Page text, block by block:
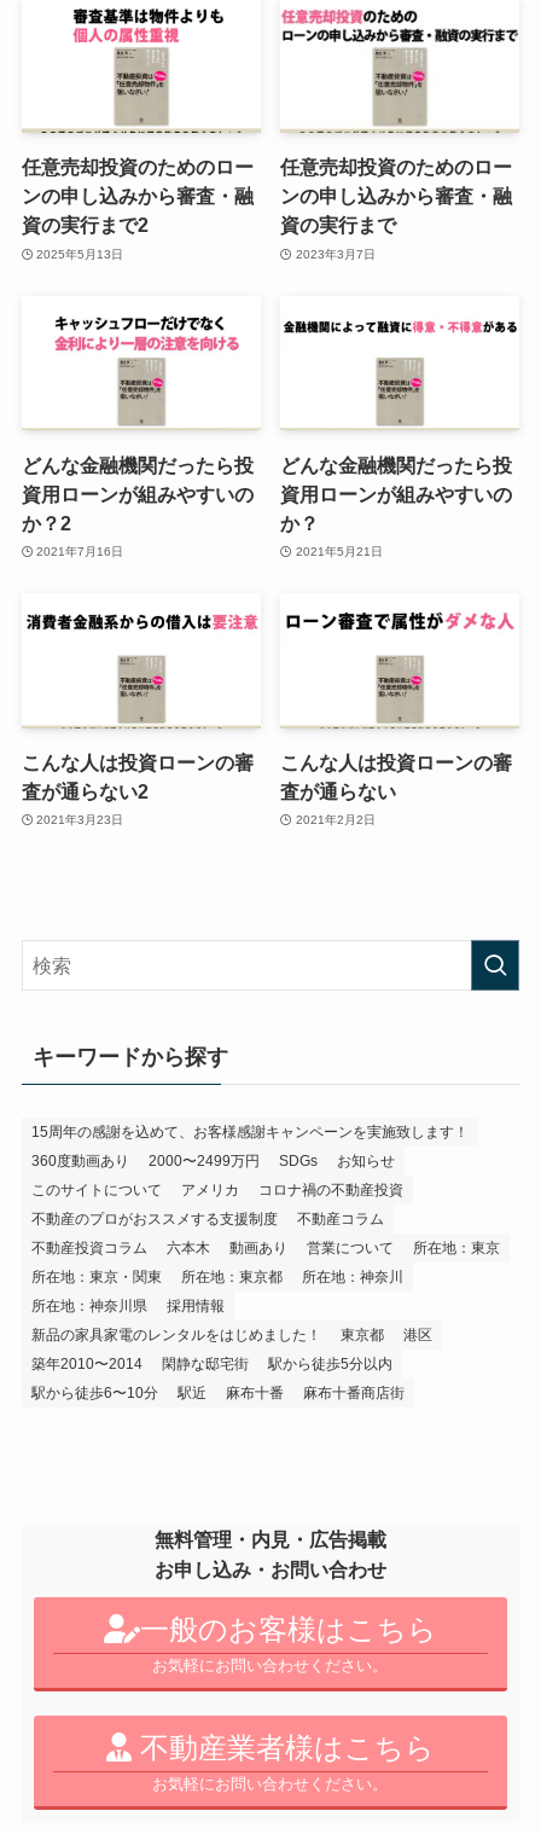
任意売却投資のためのロー
ンの申し込みから審査・融
資の実行まで2
2025年5月13日
任意売却投資のためのロー
ンの申し込みから審査・融
資の実行まで
2023年3月7日
どんな金融機関だったら投
資用ローンが組みやすいの
か？2
2021年7月16日
どんな金融機関だったら投
資用ローンが組みやすいの
か？
2021年5月21日
こんな人は投資ローンの審
査が通らない2
2021年3月23日
こんな人は投資ローンの審
査が通らない
2021年2月2日
キーワードから探す
15周年の感謝を込めて、お客様感謝キャンペーンを実施致します！
360度動画あり
2000〜2499万円 SDGs
お知らせ
このサイトについて
アメリカ
コロナ禍の不動産投資
不動産のプロがおススメする支援制度
不動産コラム
不動産投資コラム
六本木 動画あり 営業について
所在地：東京
所在地：東京・関東
所在地：東京都
所在地：神奈川
所在地：神奈川県
採用情報
新品の家具家電のレンタルをはじめました！
東京都
港区
築年2010〜2014
閑静な邸宅街
駅から徒歩5分以内
駅から徒歩6〜10分
駅近 麻布十番 麻布十番商店街
無料管理・内見・広告掲載
お申し込み・お問い合わせ
一般のお客様はこちら
お気軽にお問い合わせください。
不動産業者様はこちら
お気軽にお問い合わせください。